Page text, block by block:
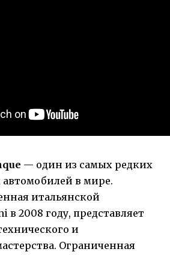
— один из самых редких
в мире.
итальянской
в 2008 году, представляет
и
Ограниченная